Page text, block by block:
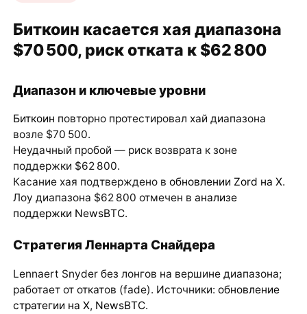
Биткоин касается хая диапазона
$70 500, риск отката к $62 800
Диапазон и ключевые уровни
Биткоин повторно протестировал хай диапазона
возле $70 500.
Неудачный пробой — риск возврата к зоне
поддержки $62 800.
Касание хая подтверждено в обновлении Zord на X.
Лоу диапазона $62 800 отмечен в анализе
поддержки NewsBTC.
Стратегия Леннарта Снайдера
Lennaert Snyder без лонгов на вершине диапазона;
работает от откатов (fade). Источники: обновление
стратегии на X, NewsBTC.